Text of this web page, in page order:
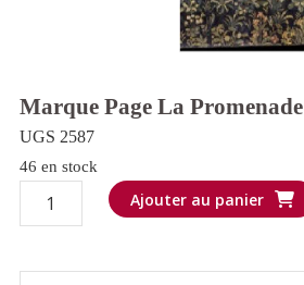
Marque Page La Promenade
UGS 2587
46 en stock
quantité
de
Ajouter au panier